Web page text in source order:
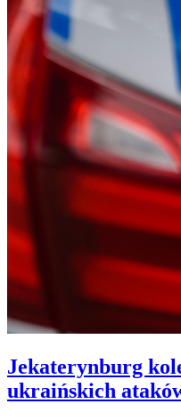
Jekaterynburg
ukraińskich